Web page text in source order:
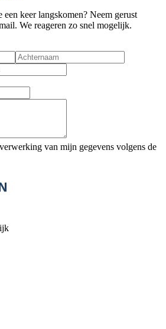
keer langskomen? Neem gerust
We reageren zo snel mogelijk.
van mijn gegevens volgens de